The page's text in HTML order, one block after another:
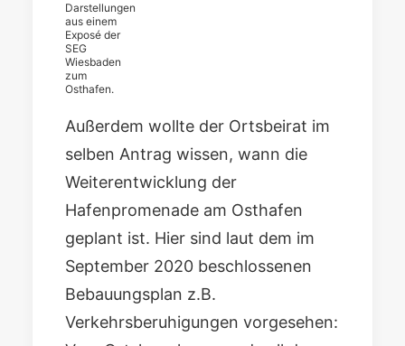
Darstellungen
aus einem
Exposé der
SEG
Wiesbaden
zum
Osthafen.
Außerdem wollte der Ortsbeirat im
selben Antrag wissen, wann die
Weiterentwicklung der
Hafenpromenade am Osthafen
geplant ist. Hier sind laut dem im
September 2020 beschlossenen
Bebauungsplan z.B.
Verkehrsberuhigungen vorgesehen: